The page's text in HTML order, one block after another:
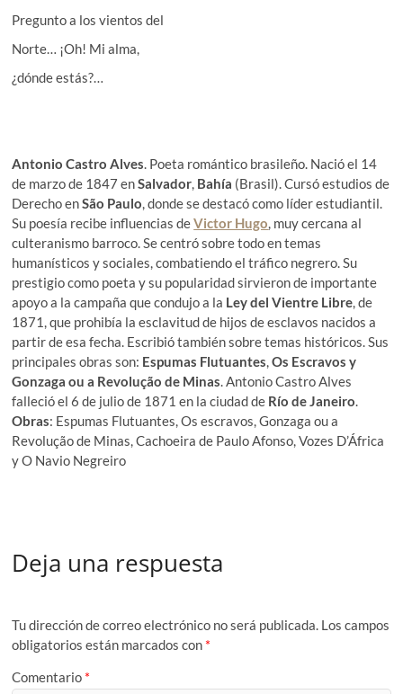
Pregunto a los vientos del
Norte… ¡Oh! Mi alma,
¿dónde estás?…
Antonio Castro Alves. Poeta romántico brasileño. Nació el 14
de marzo de 1847 enSalvador, Bahía (Brasil). Cursó estudios de
Derecho enSão Paulo, donde se destacó como líder estudiantil.
Su poesía recibe influencias deVictor Hugo, muy cercana al
culteranismo barroco. Se centró sobre todo en temas
humanísticos y sociales, combatiendo el tráfico negrero. Su
prestigio como poeta y su popularidad sirvieron de importante
apoyo a la campaña que condujo a la Ley del Vientre Libre, de
1871, que prohibía la esclavitud de hijos de esclavos nacidos a
partir de esa fecha. Escribió también sobre temas históricos. Sus
principales obras son: Espumas Flutuantes,Os Escravos y
Gonzaga ou a Revolução de Minas. Antonio Castro Alves
falleció el 6 de julio de 1871 en la ciudad de Río de Janeiro.
Obras: Espumas Flutuantes, Os escravos, Gonzaga ou a
Revolução de Minas, Cachoeira de Paulo Afonso, Vozes D’África
y O Navio Negreiro
Deja una respuesta
Tu dirección de correo electrónico no será publicada. Los campos
obligatorios están marcados con *
Comentario *